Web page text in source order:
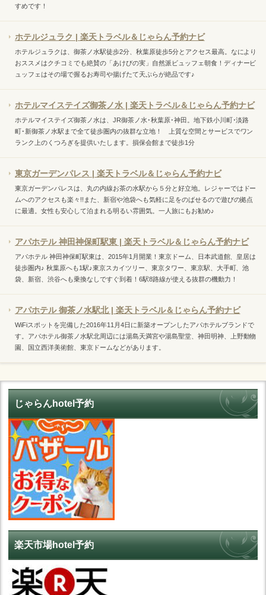
すめです！
ホテルジュラク | 楽天トラベル＆じゃらん予約ナビ
ホテルジュラクは、御茶ノ水駅徒歩2分、秋葉原徒歩5分とアクセス最高。なにより
おススメはクチコミでも絶賛の「あけびの実」自然派ビュッフェ朝食！ディナービ
ュッフェはその場で握るお寿司や揚げたて天ぷらが絶品です♪
ホテルマイステイズ御茶ノ水 | 楽天トラベル＆じゃらん予約ナビ
ホテルマイステイズ御茶ノ水は、JR御茶ノ水･秋葉原･神田。地下鉄小川町･淡路
町･新御茶ノ水駅まで全て徒歩圏内の抜群な立地！ 上質な空間とサービスでワン
ランク上のくつろぎを提供いたします。損保会館まで徒歩1分
東京ガーデンパレス | 楽天トラベル＆じゃらん予約ナビ
東京ガーデンパレスは、丸の内線お茶の水駅から５分と好立地。レジャーではドー
ムへのアクセスも楽々!!また、新宿や池袋へも気軽に足をのばせるので遊びの拠点
に最適。女性も安心して泊まれる明るい雰囲気。一人旅にもお勧め♪
アパホテル 神田神保町駅東 | 楽天トラベル＆じゃらん予約ナビ
アパホテル 神田神保町駅東は、2015年1月開業！東京ドーム、日本武道館、皇居は
徒歩圏内♪ 秋葉原へも1駅♪東京スカイツリー、東京タワー、東京駅、大手町、池
袋、新宿、渋谷へも乗換なしですぐ到着！6駅8路線が使える抜群の機動力！
アパホテル 御茶ノ水駅北 | 楽天トラベル＆じゃらん予約ナビ
WiFiスポットを完備した2016年11月4日に新築オープンしたアパホテルブランドで
す。アパホテル御茶ノ水駅北周辺には湯島天満宮や湯島聖堂、神田明神、上野動物
園、国立西洋美術館、東京ドームなどがあります。
じゃらんhotel予約
楽天市場hotel予約